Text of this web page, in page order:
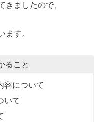
きましたので、
ます。
ること
容について
いて